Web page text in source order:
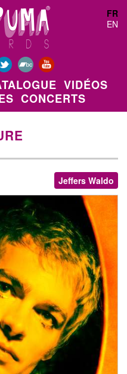
FR
EN
VIDÉOS
CONCERTS
Jeffers Waldo